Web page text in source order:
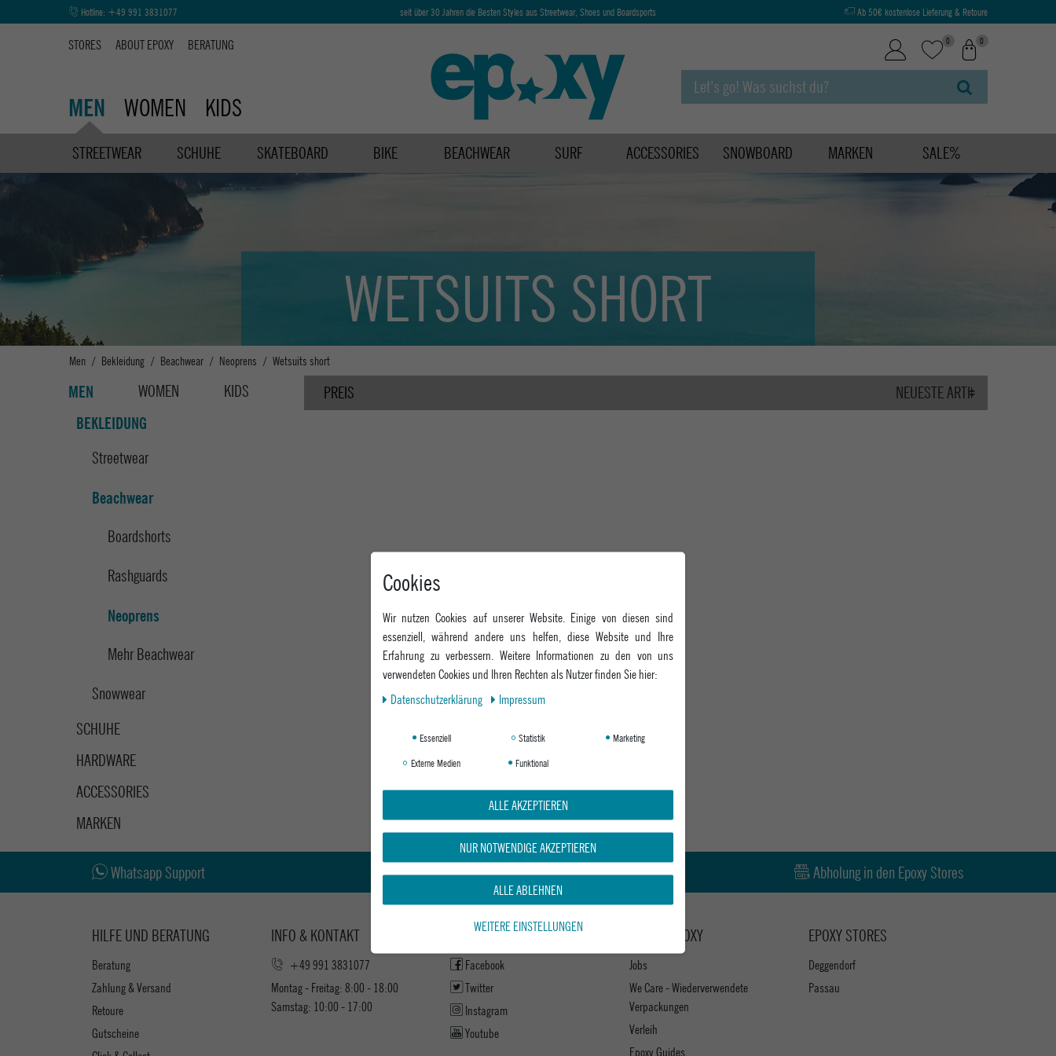
Hotline: +49 991 3831077 seit über 30 Jahren die Besten Styles aus Streetwear, Shoes und Boardsports Ab 50€ kostenlose Lieferung & Retoure
STORES ABOUT EPOXY BERATUNG
MEN WOMEN KIDS
0 0
STREETWEAR SCHUHE SKATEBOARD BIKE BEACHWEAR SURF ACCESSORIES SNOWBOARD MARKEN SALE%
WETSUITS SHORT
Men Bekleidung Beachwear Neoprens Wetsuits short
MEN WOMEN KIDS
BEKLEIDUNG
Streetwear
Beachwear
Boardshorts
Rashguards
Neoprens
Mehr Beachwear
Snowwear
SCHUHE
HARDWARE
ACCESSORIES
MARKEN
PREIS
Whatsapp Support Kauf auf Rechnung Abholung in den Epoxy Stores
HILFE UND BERATUNG
Beratung
Zahlung & Versand
Retoure
Gutscheine
INFO & KONTAKT
+49 991 3831077
Montag - Freitag: 8:00 - 18:00
Samstag: 10:00 - 17:00
ABOUT EPOXY
Jobs
We Care - Wiederverwendete
Verpackungen
Verleih
Epoxy Guides
EPOXY STORES
Deggendorf
Passau
KEEP UP WITH US
Facebook
Twitter
Instagram
Youtube
Cookies
Wir nutzen Cookies auf unserer Website. Einige von diesen sind
essenziell, während andere uns helfen, diese Website und Ihre
Erfahrung zu verbessern. Weitere Informationen zu den von uns
verwendeten Cookies und Ihren Rechten als Nutzer finden Sie hier:
Daten­schutz­erklärung
Impressum
Essenziell Statistik
Marketing
Externe Medien
Funktional
ALLE AKZEPTIEREN
NUR NOTWENDIGE AKZEPTIEREN
ALLE ABLEHNEN
WEITERE EINSTELLUNGEN